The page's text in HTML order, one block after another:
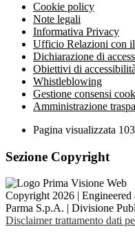
Cookie policy
Note legali
Informativa Privacy
Ufficio Relazioni con
Dichiarazione di
Obiettivi di accessibilità
Whistleblowing
Gestione consensi
Amministrazione
Pagina visualizzata
Sezione Copyright
Copyright 2026 |
Parma S.p.A. | Divisione
Disclaimer trattamento dati